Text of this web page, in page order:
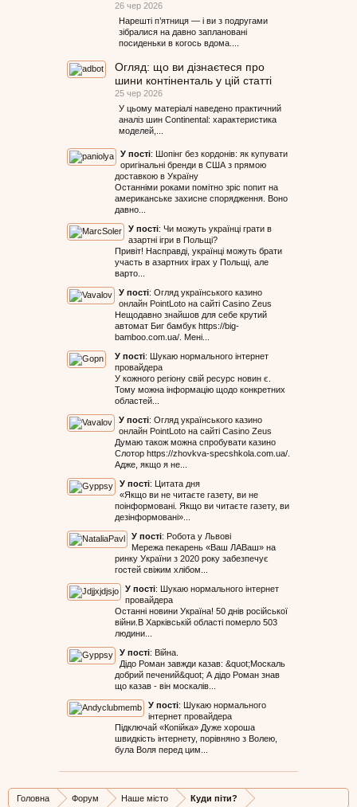
26 чер 2026
Нарешті п’ятниця — і ви з подругами
зібралися на давно заплановані
посиденьки в когось вдома....
Огляд: що ви дізнаєтеся про
шини контіненталь у цій статті
25 чер 2026
У цьому матеріалі наведено практичний
аналіз шин Continental: характеристика
моделей,...
У пості: Шопінг без кордонів: як купувати
оригінальні бренди в США з прямою
доставкою в Україну
Останніми роками помітно зріс попит на
американське захисне спорядження. Воно
давно...
У пості: Чи можуть українці грати в
азартні ігри в Польщі?
Привіт! Насправді, українці можуть брати
участь в азартних іграх у Польщі, але
варто...
У пості: Огляд українського казино
онлайн PointLoto на сайті Casino Zeus
Нещодавно знайшов для себе крутий
автомат Биг бамбук https://big-
bamboo.com.ua/. Мені...
У пості: Шукаю нормального інтернет
провайдера
У кожного регіону свій ресурс новин є.
Тому можна інформацію щодо конкретних
областей...
У пості: Огляд українського казино
онлайн PointLoto на сайті Casino Zeus
Думаю також можна спробувати казино
Слотор https://zhovkva-specshkola.com.ua/.
Адже, якщо я не...
У пості: Цитата дня
«Якщо ви не читаєте газету, ви не
поінформовані. Якщо ви читаєте газету, ви
дезінформовані»...
У пості: Робота у Львові
Мережа пекарень «Ваш ЛАВаш» на
ринку України з 2020 року забезпечує
гостей свіжим хлібом...
У пості: Шукаю нормального інтернет
провайдера
Останні новини Україна! 50 днів російської
війни.В Харківській області померло 503
людини...
У пості: Війна.
Дідо Роман завжди казав: &quot;Москаль
добрий печений&quot; А дідо Роман знав
що казав - він москалів...
У пості: Шукаю нормального
інтернет провайдера
Підключай «Копійка» Дуже хороша
швидкість інтернету, порівняно з Волею,
була Воля перед цим...
Головна Форум Наше місто Куди піти?